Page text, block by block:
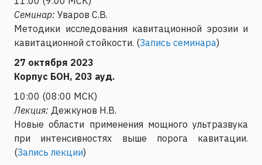
Семинар: Уваров С.В.
Методики исследования кавитационной эрозии и
кавитационной стойкости. (Запись семинара)
27 октября 2023
Корпус БОН, 203 ауд.
10:00 (08:00 МСК)
Лекция: Дежкунов Н.В.
Новые области применения мощного ультразвука
при интенсивностях выше порога кавитации.
(Запись лекции)